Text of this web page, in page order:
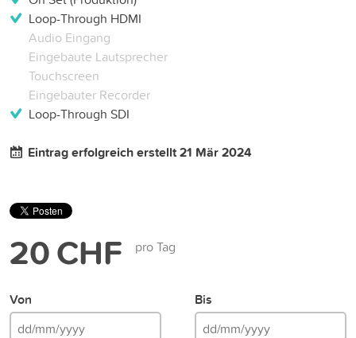
Loop-Through HDMI
Audio Eingang
Eingebaute Lautsprecher
Touchscreen
Eingebauter Recorder
Loop-Through SDI
Eintrag erfolgreich erstellt 21 Mär 2024
20 CHF pro Tag
Von Bis